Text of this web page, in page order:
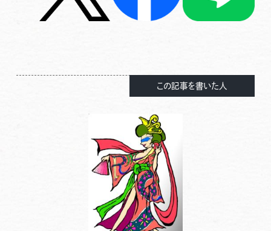
この記事を書いた人